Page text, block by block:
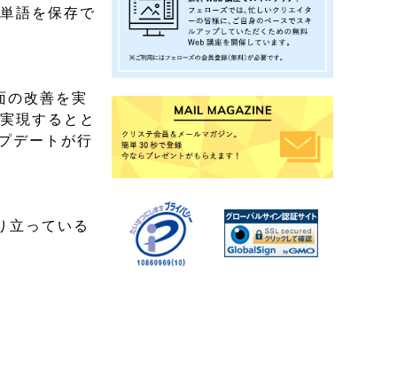
語を保存で
の改善を実
現するとと
デートが行
立っている